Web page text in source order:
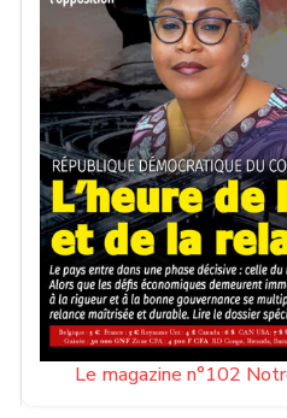
Le magazine n°102